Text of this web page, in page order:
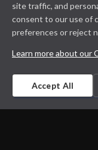
site traffic, and
consent to our use of
preferences or reject
Learn more about our
Accept All